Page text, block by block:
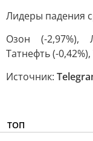
Лидеры падения
Озон (-2,97%),
Татнефть (-
Источник:
ТОП